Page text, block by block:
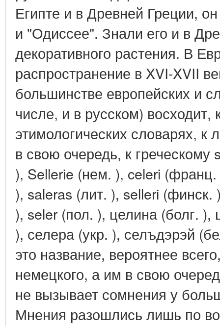
Египте и в Древней Греции,
и "Одиссее". Знали его и в
декоративного растения. В
распространение в XVI-XVII
большинстве европейских и
числе, и в русском) восходит,
этимологических словарях, к
в свою очередь, к греческому
), Sellerie (нем. ), celeri
), saleras (лит. ), selleri
), seler (пол. ), целина (болг. ),
), селера (укр. ), селъдэрэй
это название, вероятнее
немецкого, а им в свою
не вызывает сомнения у
Мнения разошлись лишь по